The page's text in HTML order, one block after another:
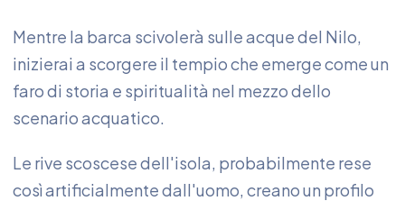
Mentre la barca scivolerà sulle acque del Nilo,
inizierai a scorgere il tempio che emerge come un
faro di storia e spiritualità nel mezzo dello
scenario acquatico.
Le rive scoscese dell'isola, probabilmente rese
così artificialmente dall'uomo, creano un profilo